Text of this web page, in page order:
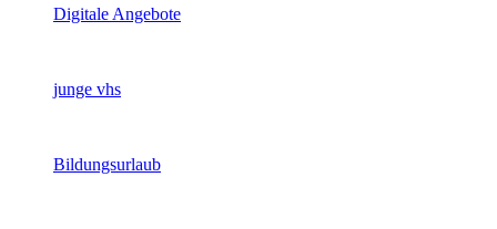
Digitale Angebote
junge vhs
Bildungsurlaub